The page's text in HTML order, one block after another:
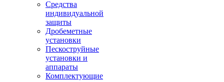
Средства
индивидуальной
защиты
Дробеметные
установки
Пескоструйные
установки и
аппараты
Комплектующие